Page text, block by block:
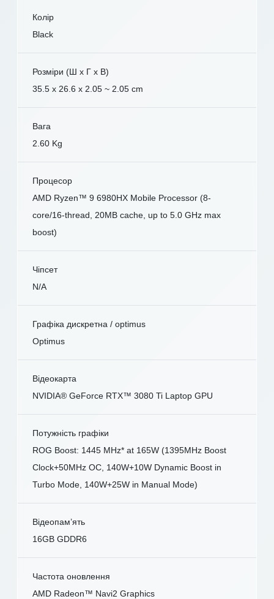
Колір
Black
Розміри (Ш x Г x В)
35.5 x 26.6 x 2.05 ~ 2.05 cm
Вага
2.60 Kg
Процесор
AMD Ryzen™ 9 6980HX Mobile Processor (8-
core/16-thread, 20MB cache, up to 5.0 GHz max
boost)
Чіпсет
N/A
Графіка дискретна / optimus
Optimus
Відеокарта
NVIDIA® GeForce RTX™ 3080 Ti Laptop GPU
Потужність графіки
ROG Boost: 1445 MHz* at 165W (1395MHz Boost
Clock+50MHz OC, 140W+10W Dynamic Boost in
Turbo Mode, 140W+25W in Manual Mode)
Відеопам’ять
16GB GDDR6
Частота оновлення
AMD Radeon™ Navi2 Graphics